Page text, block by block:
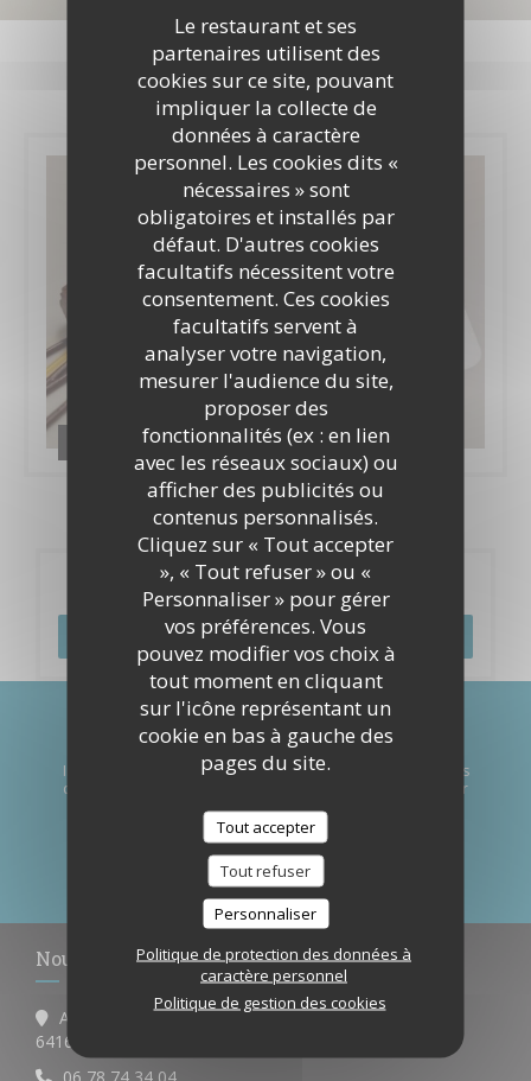
Le restaurant et ses
partenaires utilisent des
cookies sur ce site, pouvant
impliquer la collecte de
données à caractère
personnel. Les cookies dits «
nécessaires » sont
obligatoires et installés par
défaut. D'autres cookies
facultatifs nécessitent votre
consentement. Ces cookies
facultatifs servent à
analyser votre navigation,
mesurer l'audience du site,
proposer des
fonctionnalités (ex : en lien
avec les réseaux sociaux) ou
afficher des publicités ou
contenus personnalisés.
Cliquez sur « Tout accepter
», « Tout refuser » ou «
Personnaliser » pour gérer
vos préférences. Vous
pouvez modifier vos choix à
tout moment en cliquant
sur l'icône représentant un
cookie en bas à gauche des
pages du site.
Tout accepter
Tout refuser
Personnaliser
Politique de protection des données à
caractère personnel
Politique de gestion des cookies
Photos
restaurant d'application Les Cîmes
Réservation
RÉSERVER
Newsletter*
Inscrivez-vous à notre lettre d'information pour recevoir des
communications personnalisées et des offres marketing par
courriel.
S'ABONNER
Nous contacter
Avenue des Cimes
64160 Morlaas
06 78 74 34 04